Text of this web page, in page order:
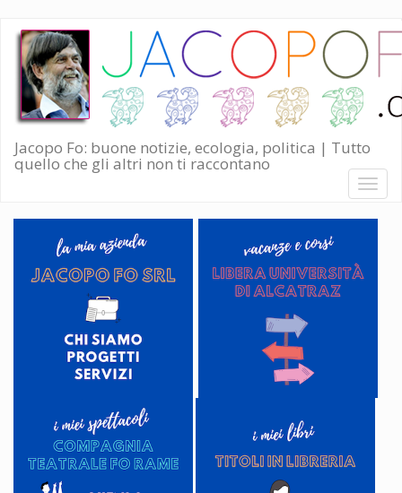
Salta
contenuto
principale
Jacopo Fo: buone notizie, ecologia, politica | Tutto
quello che gli altri non ti raccontano
Toggle